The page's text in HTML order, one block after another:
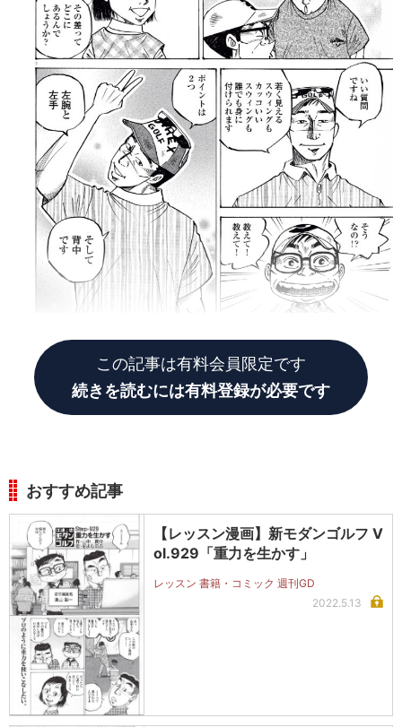
この記事は有料会員限定です
続きを読むには有料登録が必要です
おすすめ記事
【レッスン漫画】新モダンゴルフ V
ol.929「重力を生かす」
レッスン 書籍・コミック 週刊GD
2022.5.13